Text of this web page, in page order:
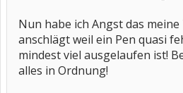
Nun habe ich Angst das
anschlägt weil ein Pen quasi
mindest viel ausgelaufen ist!
alles in Ordnung!